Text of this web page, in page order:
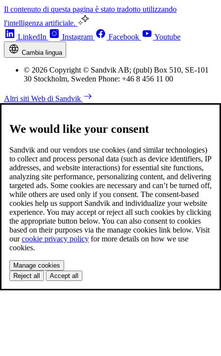
Il contenuto di questa pagina è stato tradotto utilizzando
l'intelligenza artificiale.
LinkedIn
Instagram Facebook Youtube
Cambia lingua
© 2026 Copyright © Sandvik AB; (publ) Box 510, SE-101
30 Stockholm, Sweden Phone: +46 8 456 11 00
Altri siti Web di Sandvik
We would like your consent
Sandvik and our vendors use cookies (and similar technologies)
to collect and process personal data (such as device identifiers, IP
addresses, and website interactions) for essential site functions,
analyzing site performance, personalizing content, and delivering
targeted ads. Some cookies are necessary and can’t be turned off,
while others are used only if you consent. The consent-based
cookies help us support Sandvik and individualize your website
experience. You may accept or reject all such cookies by clicking
the appropriate button below. You can also consent to cookies
based on their purposes via the manage cookies link below. Visit
ourcookie privacy policy for more details on how we use
cookies.
Manage cookies
Reject all
Accept all